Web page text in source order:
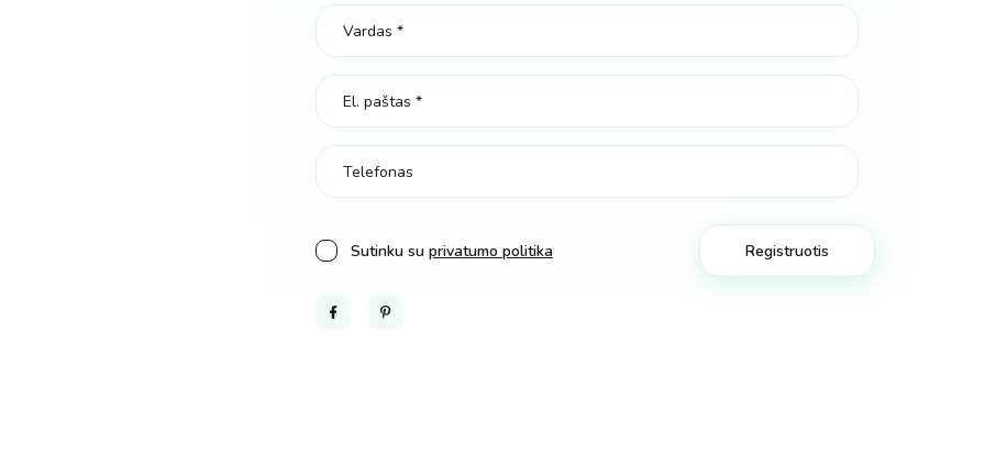
Sutinku su privatumo politika
FacebookPinterest